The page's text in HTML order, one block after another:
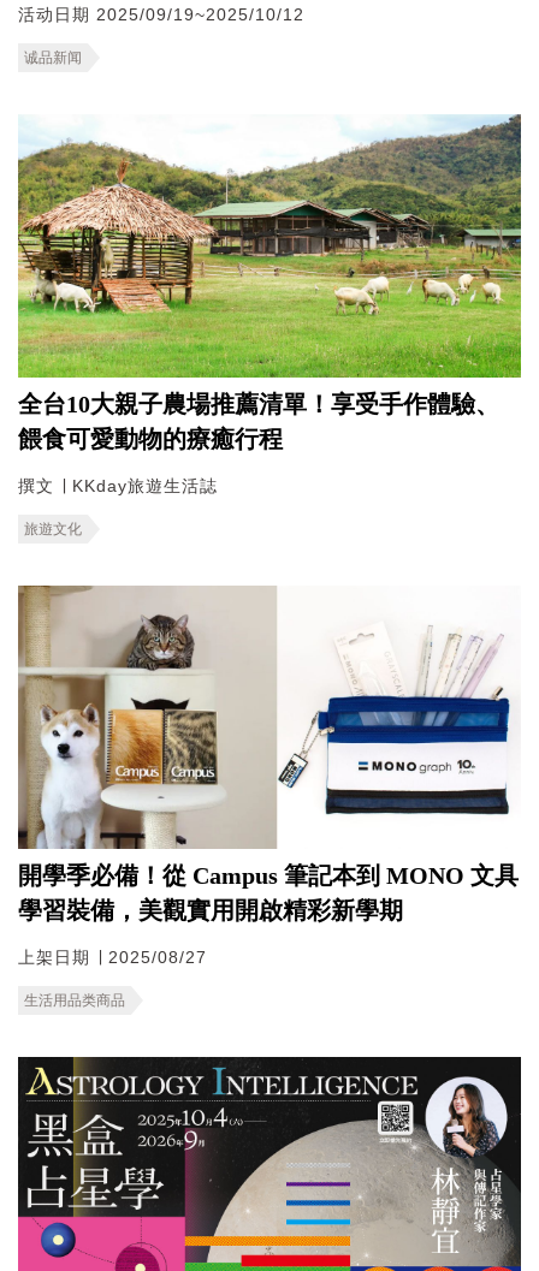
活动日期 2025/09/19~2025/10/12
诚品新闻
全台10大親子農場推薦清單！享受手作體驗、
餵食可愛動物的療癒行程
撰文 ∣ KKday旅遊生活誌
旅遊文化
開學季必備！從 Campus 筆記本到 MONO 文具
學習裝備，美觀實用開啟精彩新學期
上架日期 ∣ 2025/08/27
生活用品类商品